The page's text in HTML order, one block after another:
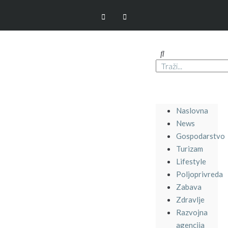
Naslovna
News
Gospodarstvo
Turizam
Lifestyle
Poljoprivreda
Zabava
Zdravlje
Razvojna
agencija